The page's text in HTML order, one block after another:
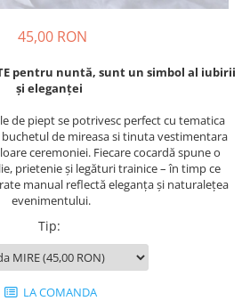
45,00 RON
pentru nuntă, sunt un simbol al iubirii
și eleganței
de piept se potrivesc perfect cu tematica
de mireasa si tinuta vestimentara
ceremoniei. Fiecare cocardă spune o
prietenie și legături trainice – în timp ce
manual reflectă eleganța și naturalețea
evenimentului.
Tip:
LA COMANDA